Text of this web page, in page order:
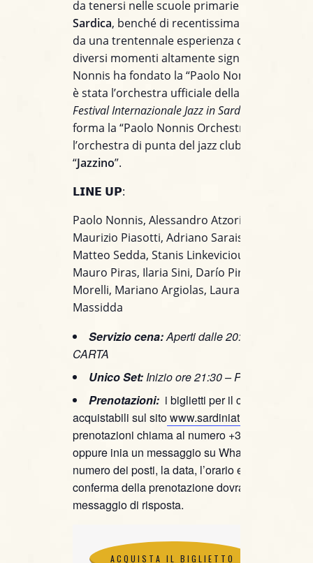
da tenersi nelle scuole primarie e secondarie.
Sardica, benché di recentissima costituzione,
da una trentennale esperienza che ha
diversi momenti altamente significativi. Nel
Nonnis ha fondato la “Paolo Nonnis Maxi
è stata l’orchestra ufficiale della
Festival Internazionale Jazz in Sardegna
forma la “Paolo Nonnis Orchestra” e diventa
l’orchestra di punta del jazz club cagliaritano
“Jazzino”.
𝗟𝗜𝗡𝗘 𝗨𝗣:
Paolo Nonnis, Alessandro Atzori, Mauro
Maurizio Piasotti, Adriano Sarais, Darío Zara,
Matteo Sedda, Stanis Linkevicious, Federico
Mauro Piras, Ilaria Sini, Darío Pirodda, Andrea
Morelli, Mariano Argiolas, Laura Marras,
Massidda
Servizio cena:Aperti dalle 20:00 con
CARTA
Unico Set:Inizio ore 21:30 – Prezzo
Prenotazioni: i biglietti per il concerto sono
acquistabili sul sitowww.sardiniaticket.com
prenotazioni chiama al numero +39 375
oppure inia un messaggio su WhatsApp
numero dei posti, la data, l’orario e il
conferma della prenotazione dovrai attendere il
messaggio di risposta.
ACQUISTA IL BIGLIETTO